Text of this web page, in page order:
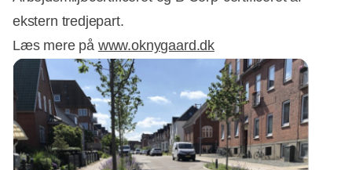
ekstern tredjepart.
Læs mere på www.oknygaard.dk